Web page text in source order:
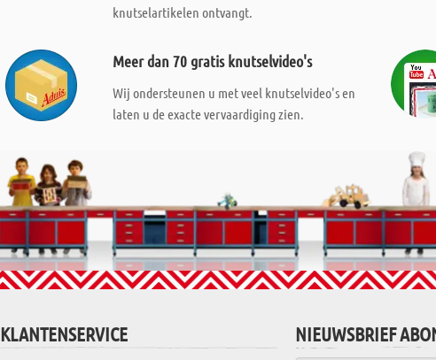
knutselartikelen ontvangt.
Meer dan 70 gratis knutselvideo's
Wij ondersteunen u met veel knutselvideo's en
laten u de exacte vervaardiging zien.
KLANTENSERVICE NIEUWSBRIEF